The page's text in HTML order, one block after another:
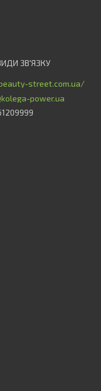
street.com.ua/
power.ua